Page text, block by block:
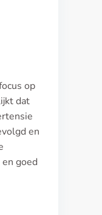
op
dat
en
goed